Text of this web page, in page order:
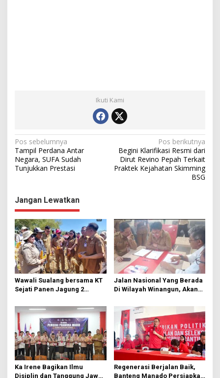
Ikuti Kami
N
a
v
g
a
s
i
p
o
s
Pos sebelumnya
Tampil Perdana Antar
Negara, SUFA Sudah
Tunjukkan Prestasi
Pos berikutnya
Begini Klarifikasi Resmi dari
Dirut Revino Pepah Terkait
Praktek Kejahatan Skimming
BSG
Jangan Lewatkan
Wawali Sualang bersama KT
Sejati Panen Jagung 2
Jalan Nasional Yang Berada
Di Wilayah Winangun, Akan
Ka Irene Bagikan Ilmu
Disiplin dan Tanggung Jawab
Regenerasi Berjalan Baik,
Banteng Manado Persiapkan